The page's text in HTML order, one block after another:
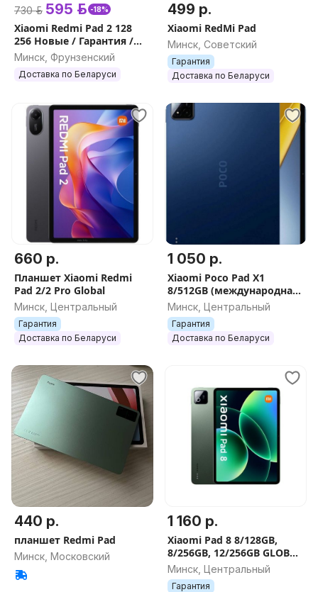
730 р. 595 р. -18%
Xiaomi Redmi Pad 2 128
256 Новые / Гарантия /
Доставка
Минск, Фрунзенский
Доставка по Беларуси
499 р.
Xiaomi RedMi Pad
Минск, Советский
Гарантия
Доставка по Беларуси
660 р.
Планшет Xiaomi Redmi
Pad 2/2 Pro Global
Минск, Центральный
Гарантия
Доставка по Беларуси
1 050 р.
Xiaomi Poco Pad X1
8/512GB (международная
версия)
Минск, Центральный
Гарантия
Доставка по Беларуси
440 р.
планшет Redmi Pad
Минск, Московский
1 160 р.
Xiaomi Pad 8 8/128GB,
8/256GB, 12/256GB GLOBAL
NEW, Гарантия
Минск, Центральный
Гарантия